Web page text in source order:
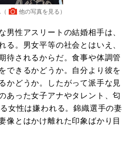
他の写真を見る ）
性アスリートの結婚相手は、
る。男女平等の社会とはいえ、
待されるからだ。食事や体調管
できるかどうか。自分より彼を
かどうか。したがって派手な見
あった女子アナやタレント、匂
女性は嫌われる。錦織選手の妻
像とはかけ離れた印象ばかり目